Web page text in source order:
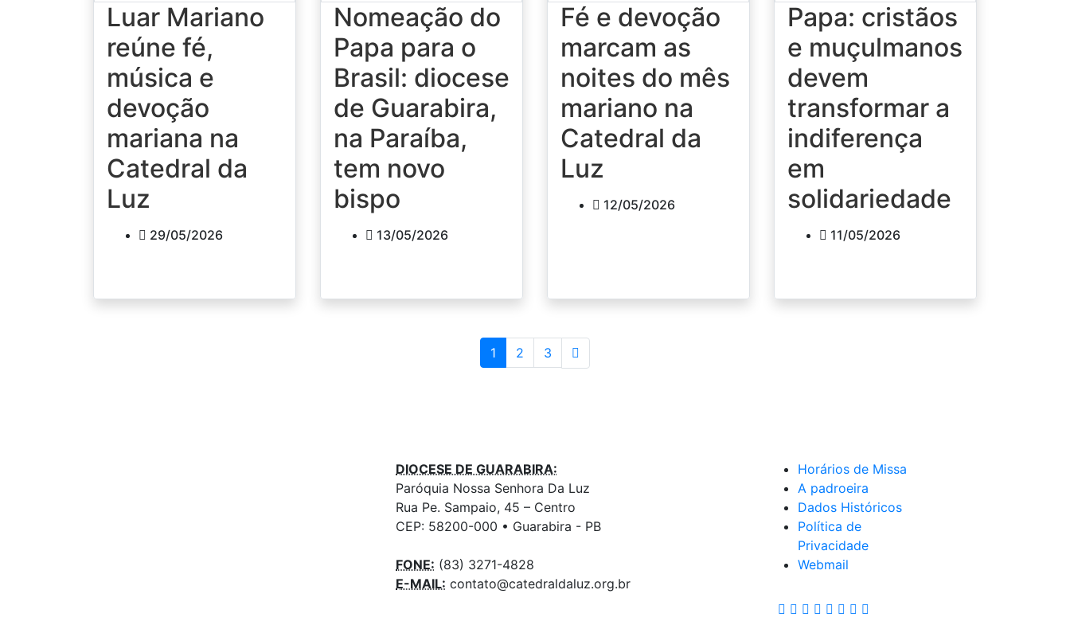
Luar Mariano
reúne fé,
música e
devoção
mariana na
Catedral da
Luz
29/05/2026
Nomeação do
Papa para o
Brasil: diocese
de Guarabira,
na Paraíba,
tem novo
bispo
13/05/2026
Fé e devoção
marcam as
noites do mês
mariano na
Catedral da
Luz
12/05/2026
Papa: cristãos
e muçulmanos
devem
transformar a
indiferença
em
solidariedade
11/05/2026
1 2 3
DIOCESE DE GUARABIRA:
Paróquia Nossa Senhora Da Luz
Rua Pe. Sampaio, 45 – Centro
CEP: 58200-000 • Guarabira - PB
FONE: (83) 3271-4828
E-MAIL: contato@catedraldaluz.org.br
Horários de Missa
A padroeira
Dados Históricos
Política de
Privacidade
Webmail